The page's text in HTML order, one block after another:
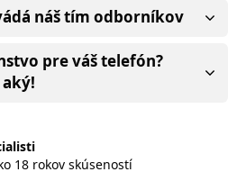
náš tím odborníkov
pre váš telefón?
18 rokov skúseností